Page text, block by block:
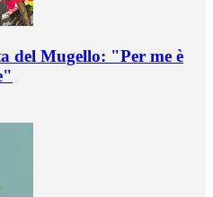
del Mugello: "Per me è